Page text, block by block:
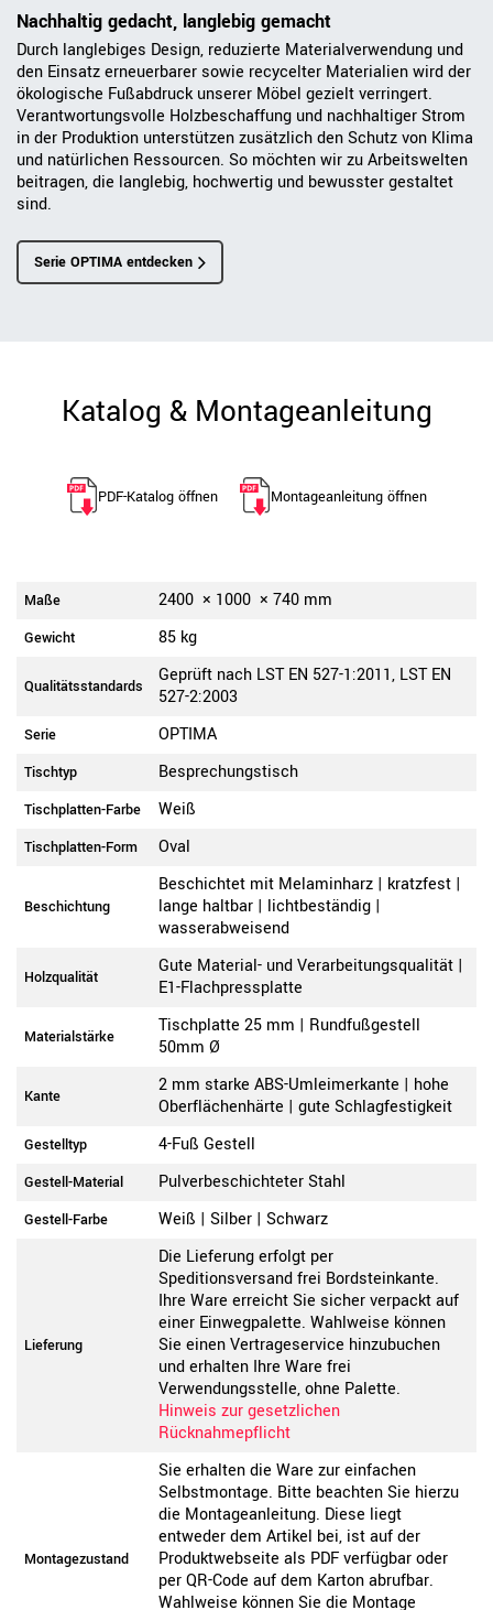
Nachhaltig gedacht, langlebig gemacht
Durch langlebiges Design, reduzierte Materialverwendung und
den Einsatz erneuerbarer sowie recycelter Materialien wird der
ökologische Fußabdruck unserer Möbel gezielt verringert.
Verantwortungsvolle Holzbeschaffung und nachhaltiger Strom
in der Produktion unterstützen zusätzlich den Schutz von Klima
und natürlichen Ressourcen. So möchten wir zu Arbeitswelten
beitragen, die langlebig, hochwertig und bewusster gestaltet
sind.
Serie OPTIMA entdecken
Katalog & Montageanleitung
PDF-Katalog öffnen Montageanleitung öffnen
Maße 2400 × 1000 × 740 mm
Gewicht 85 kg
Qualitätsstandards
Geprüft nach LST EN 527-1:2011, LST EN
527-2:2003
Serie OPTIMA
Tischtyp Besprechungstisch
Tischplatten-Farbe Weiß
Tischplatten-Form Oval
Beschichtung
Beschichtet mit Melaminharz | kratzfest |
lange haltbar | lichtbeständig |
wasserabweisend
Holzqualität
Gute Material- und Verarbeitungsqualität |
E1-Flachpressplatte
Materialstärke
Tischplatte 25 mm | Rundfußgestell
50mm Ø
Kante
2 mm starke ABS-Umleimerkante | hohe
Oberflächenhärte | gute Schlagfestigkeit
Gestelltyp 4-Fuß Gestell
Gestell-Material Pulverbeschichteter Stahl
Gestell-Farbe Weiß | Silber | Schwarz
Lieferung
Die Lieferung erfolgt per
Speditionsversand frei Bordsteinkante.
Ihre Ware erreicht Sie sicher verpackt auf
einer Einwegpalette. Wahlweise können
Sie einen Vertrageservice hinzubuchen
und erhalten Ihre Ware frei
Verwendungsstelle, ohne Palette.
Hinweis zur gesetzlichen
Rücknahmepflicht
Montagezustand
Sie erhalten die Ware zur einfachen
Selbstmontage. Bitte beachten Sie hierzu
die Montageanleitung. Diese liegt
entweder dem Artikel bei, ist auf der
Produktwebseite als PDF verfügbar oder
per QR-Code auf dem Karton abrufbar.
Wahlweise können Sie die Montage